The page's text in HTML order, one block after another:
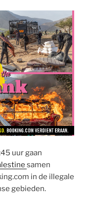
uur gaan
samen
in de illegale
gebieden.